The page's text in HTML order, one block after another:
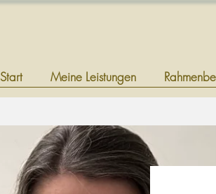
Start Meine Leistungen